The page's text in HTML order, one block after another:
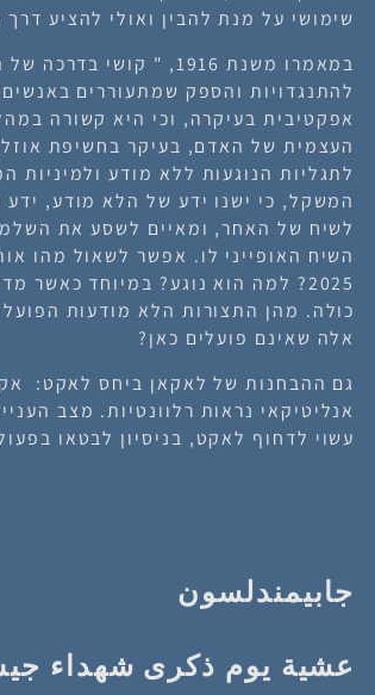
שימושי על מנת להבין ואולי להציע
במאמרו משנת 1916, "
להתנגדויות והספק שמתעוררים
אפקטיבית בעיקרה, וכי היא קשורה
העצמית של האדם, בעיקר בחשיפת
לתגליות הנוגעות ללא מודע ולמיניות
המשקל, כי ישנו ידע של הלא מודע,
לשיח של האחר, ומאיים לשסע את
השיח האופייני לו. אפשר לשאול מהו
2025? למה הוא נוגע? במיוחד
כולה. מהן התצורות הלא מודעות
אלה שאינם פועלים כאן?
גם ההבחנות של לאקאן ביחס לאקט:
אנליטיקאי נראות רלוונטיות. מצב
עשוי לדחוף לאקט, בניסיון לבטאו
جابيمندلسون
عشية يوم ذكرى شهداء جيش